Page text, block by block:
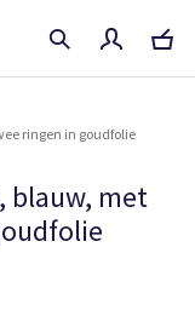
ringen in goudfolie
blauw, met